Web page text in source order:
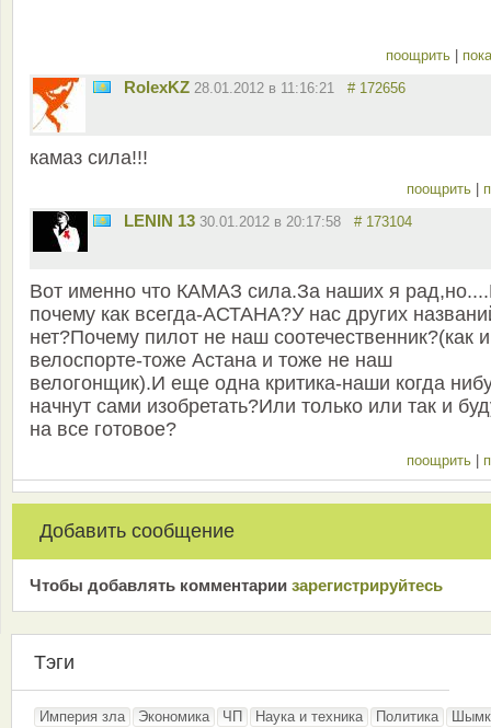
поощрить
RolexKZ 28.01.2012 в 11:16:21 # 172656
камаз сила!!!
поощрить
LENIN 13 30.01.2012 в 20:17:58 # 173104
Вот именно что КАМАЗ сила.За наших я
почему как всегда-АСТАНА?У нас других
нет?Почему пилот не наш соотечественник?(как
велоспорте-тоже Астана и тоже не наш
велогонщик).И еще одна критика-наши когда
начнут сами изобретать?Или только или так и
на все готовое?
поощрить
Добавить сообщение
Чтобы добавлять комментарии зарeгиcтрирyйтeсь
Тэги
Империя зла Экономика ЧП Наука и техника Политика